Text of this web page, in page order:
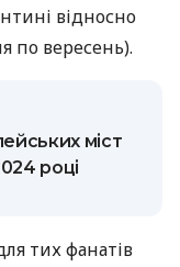
відносно
по вересень).
міст
році
тих фанатів